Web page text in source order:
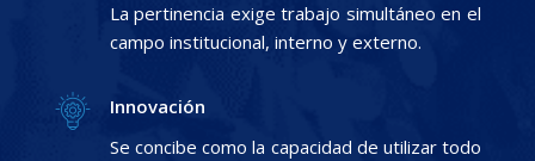
La pertinencia exige trabajo simultáneo en el
campo institucional, interno y externo.
Innovación
Se concibe como la capacidad de utilizar todo